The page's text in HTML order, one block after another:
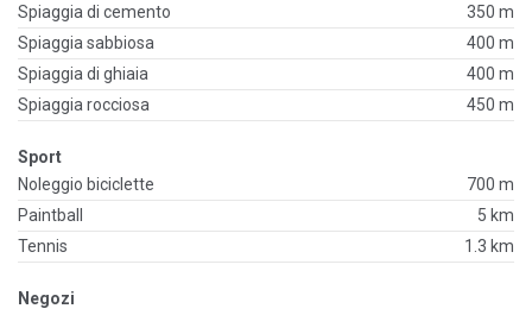
Spiaggia di cemento
350 m
Spiaggia sabbiosa
400 m
Spiaggia di ghiaia
400 m
Spiaggia rocciosa
450 m
Sport
Noleggio biciclette
700 m
Paintball
5 km
Tennis
1.3 km
Negozi